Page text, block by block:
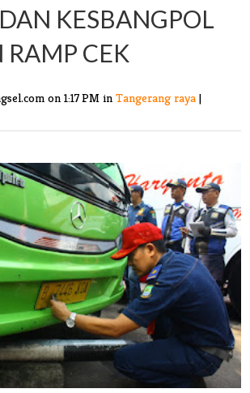
KESBANGPOL
CEK
on 1:17 PM in Tangerang raya |